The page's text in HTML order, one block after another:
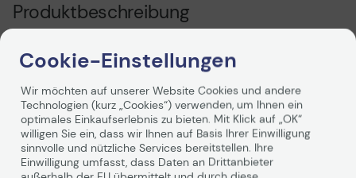
Produktbeschreibung
eignet sich ideal für den täglichen Gebrauch. Für jeden
Benutzertyp gibt es eine kostengünstige Patrone, sowohl
in Standard- als auch in XL-Größen, als Einzel- oder
Multipack. Sie finden diese Tinte ganz einfach im Store,
indem Sie nach dem Ananas-Motiv suchen.
Cookie-Einstellungen
Wir möchten auf unserer Website Cookies und andere
Technologien (kurz „Cookies“) verwenden, um Ihnen ein
optimales Einkaufserlebnis zu bieten. Mit Klick auf „OK“
willigen Sie ein, dass wir Ihnen auf Basis Ihrer Einwilligung
sinnvolle und nützliche Services bereitstellen. Ihre
Einwilligung umfasst, dass Daten an Drittanbieter